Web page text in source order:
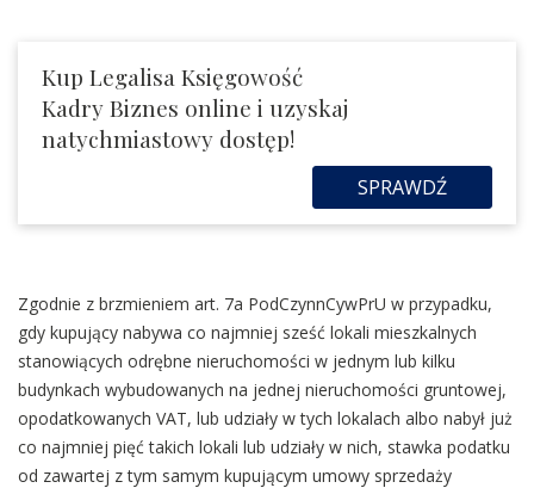
Kup Legalisa Księgowość
Kadry Biznes online i uzyskaj
natychmiastowy dostęp!
SPRAWDŹ
Zgodnie z brzmieniem art. 7a PodCzynnCywPrU w przypadku,
gdy kupujący nabywa co najmniej sześć lokali mieszkalnych
stanowiących odrębne nieruchomości w jednym lub kilku
budynkach wybudowanych na jednej nieruchomości gruntowej,
opodatkowanych VAT, lub udziały w tych lokalach albo nabył już
co najmniej pięć takich lokali lub udziały w nich, stawka podatku
od zawartej z tym samym kupującym umowy sprzedaży